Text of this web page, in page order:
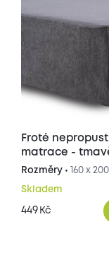
Froté
matrace -
cm
Rozměry • 160 x
Skladem
449 Kč